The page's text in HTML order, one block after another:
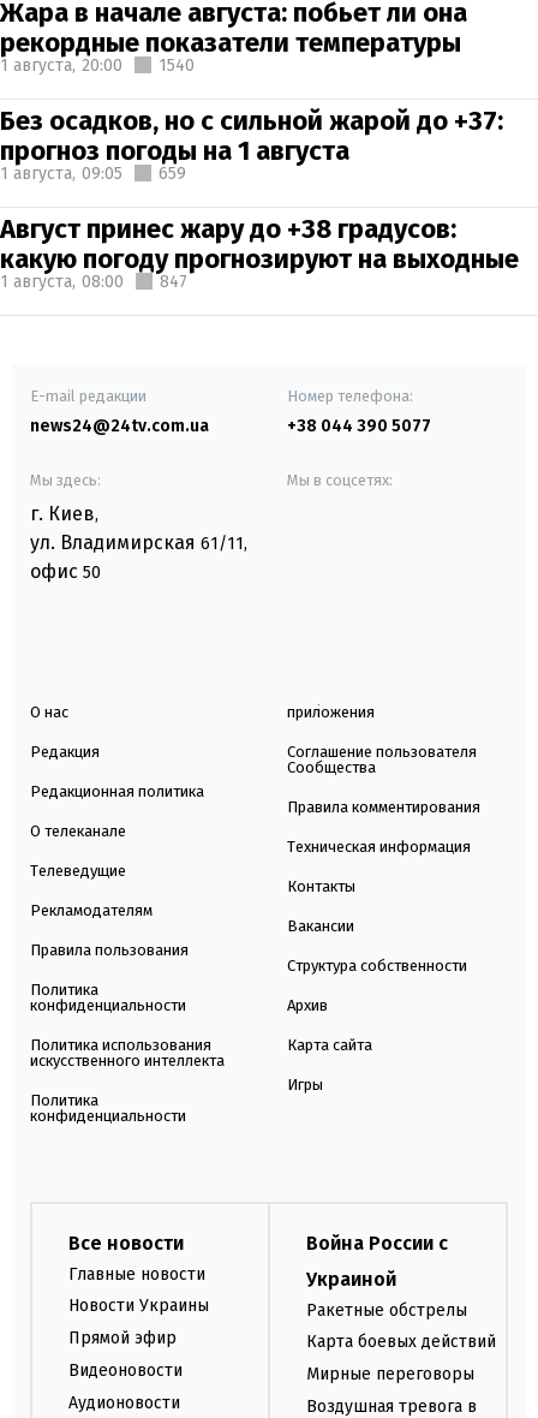
Жара в начале августа: побьет ли она
рекордные показатели температуры
1 августа, 20:00 1540
Без осадков, но с сильной жарой до +37:
прогноз погоды на 1 августа
1 августа, 09:05 659
Август принес жару до +38 градусов:
какую погоду прогнозируют на выходные
1 августа, 08:00 847
E-mail редакции
news24@24tv.com.ua
Номер телефона:
+38 044 390 5077
Мы здесь:
г. Киев,
ул. Владимирская 61/11,
офис 50
Мы в соцсетях:
О нас
Редакция
Редакционная политика
О телеканале
Телеведущие
Рекламодателям
Правила пользования
Политика
конфиденциальности
Политика использования
искусственного интеллекта
Политика
конфиденциальности
приложения
Соглашение пользователя
Сообщества
Правила комментирования
Техническая информация
Контакты
Вакансии
Структура собственности
Архив
Карта сайта
Игры
Все новости
Главные новости
Новости Украины
Прямой эфир
Видеоновости
Аудионовости
Война России с
Украиной
Ракетные обстрелы
Карта боевых действий
Мирные переговоры
Воздушная тревога в